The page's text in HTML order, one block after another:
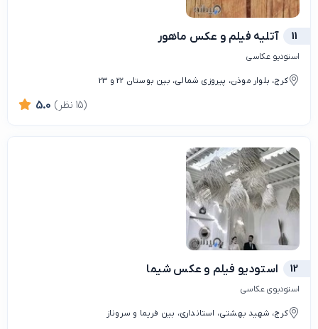
11 آتلیه فیلم و عکس ماهور
استودیو عکاسی
کرج، بلوار موذن، پیروزی شمالی، بین بوستان 22 و 23
5.0 (15 نظر)
12 استودیو فیلم و عکس شیما
استودیوی عکاسی
کرج، شهید بهشتى، استانداری، بین فریما و سروناز